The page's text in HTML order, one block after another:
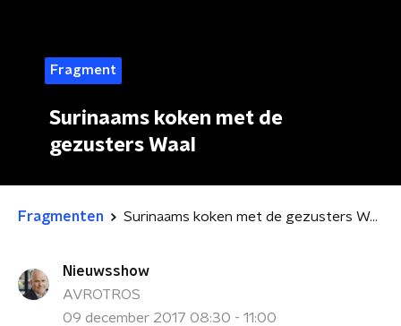
Fragment
Surinaams koken met de
gezusters Waal
Fragmenten Surinaams koken met de gezusters Waal
Nieuwsshow
AVROTROS
09 december 2017 08:30 - 11:00